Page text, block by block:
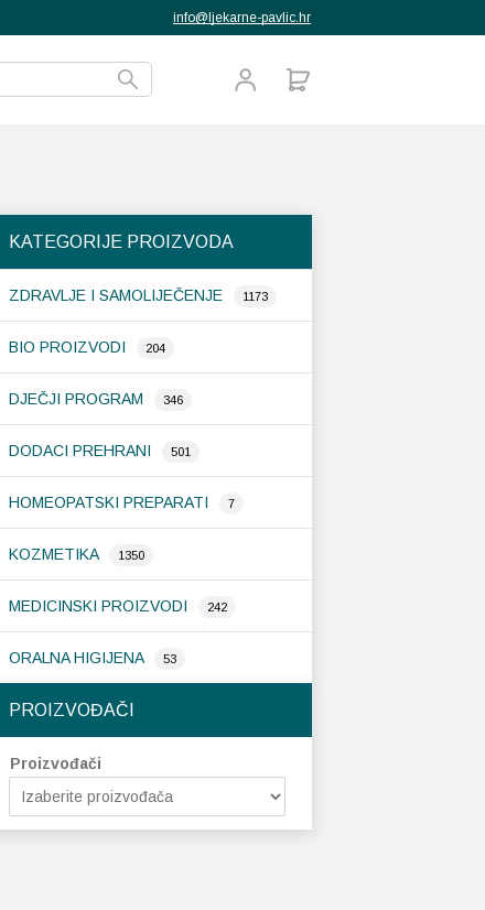
info@ljekarne-pavlic.hr
KATEGORIJE PROIZVODA
ZDRAVLJE I SAMOLIJEČENJE 1173
BIO PROIZVODI 204
DJEČJI PROGRAM 346
DODACI PREHRANI 501
HOMEOPATSKI PREPARATI 7
KOZMETIKA 1350
MEDICINSKI PROIZVODI 242
ORALNA HIGIJENA 53
PROIZVOĐAČI
Proizvođači